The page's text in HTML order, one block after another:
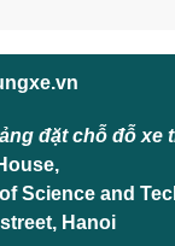
đặt chỗ đỗ xe
Science and
Hanoi